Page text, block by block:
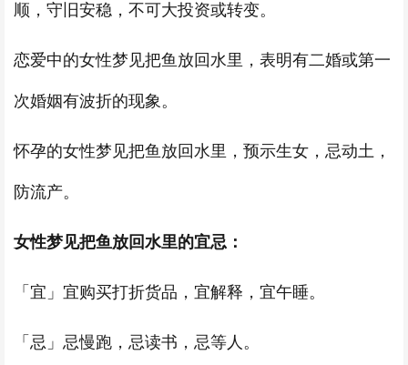
顺，守旧安稳，不可大投资或转变。
恋爱中的女性梦见把鱼放回水里，表明有二婚或第一
次婚姻有波折的现象。
怀孕的女性梦见把鱼放回水里，预示生女，忌动土，
防流产。
女性梦见把鱼放回水里的宜忌：
「宜」宜购买打折货品，宜解释，宜午睡。
「忌」忌慢跑，忌读书，忌等人。